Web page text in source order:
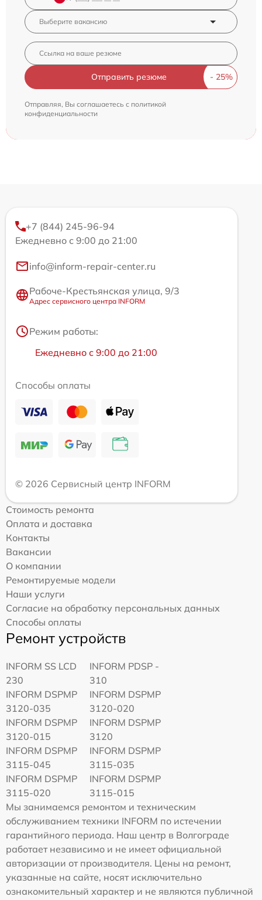
Отправить резюме
Отправляя, Вы соглашаетесь с политикой
конфиденциальности
+7 (844) 245-96-94
Ежедневно с 9:00 до 21:00
info@inform-repair-center.ru
Рабоче-Крестьянская улица, 9/3
Адрес сервисного центра INFORM
Режим работы:
Ежедневно с 9:00 до 21:00
Способы оплаты
© 2026 Сервисный центр INFORM
Стоимость ремонта
Оплата и доставка
Контакты
Вакансии
О компании
Ремонтируемые модели
Наши услуги
Согласие на обработку персональных данных
Способы оплаты
Ремонт устройств
INFORM SS LCD
230
INFORM PDSP -
310
INFORM DSPMP
3120-035
INFORM DSPMP
3120-020
INFORM DSPMP
3120-015
INFORM DSPMP
3120
INFORM DSPMP
3115-045
INFORM DSPMP
3115-035
INFORM DSPMP
3115-020
INFORM DSPMP
3115-015
Мы занимаемся ремонтом и техническим
обслуживанием техники INFORM по истечении
гарантийного периода. Наш центр в Волгограде
работает независимо и не имеет официальной
авторизации от производителя. Цены на ремонт,
указанные на сайте, носят исключительно
ознакомительный характер и не являются публичной